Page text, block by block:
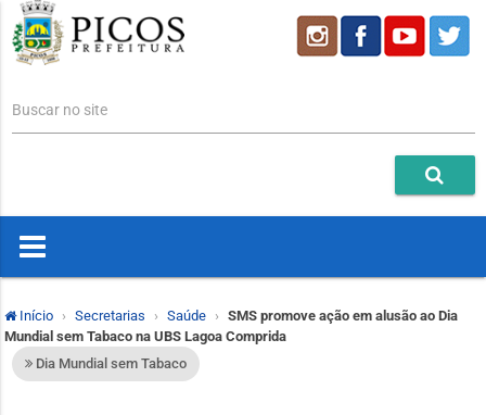
Buscar no site
Início Secretarias Saúde
SMS promove ação em alusão ao Dia
Mundial sem Tabaco na UBS Lagoa Comprida
Dia Mundial sem Tabaco